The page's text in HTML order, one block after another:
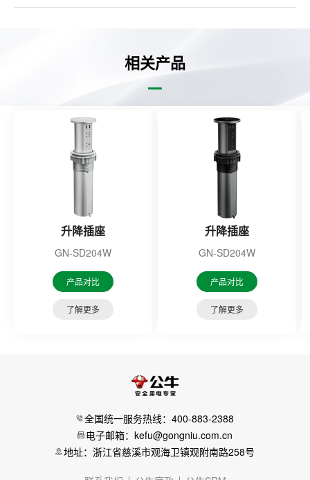
相关产品
升降插座
GN-SD204W
产品对比
了解更多
升降插座
GN-SD204W
产品对比
了解更多
全国统一服务热线：400-883-2388
电子邮箱：kefu@gongniu.com.cn
地址：浙江省慈溪市观海卫镇观附南路258号